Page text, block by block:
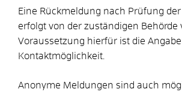
Eine Rückmeldung nach Prüfung
erfolgt von der zuständigen Behörde
Voraussetzung hierfür ist die
Kontaktmöglichkeit.
Anonyme Meldungen sind auch